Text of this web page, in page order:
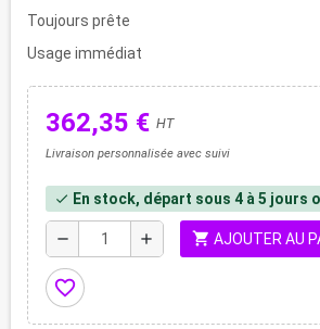
Toujours prête
Usage immédiat
362,35 € HT
Livraison personnalisée avec suivi
check En stock, départ sous 4 à 5 jours
remove add shopping_cart AJOUTER AU
favorite_border